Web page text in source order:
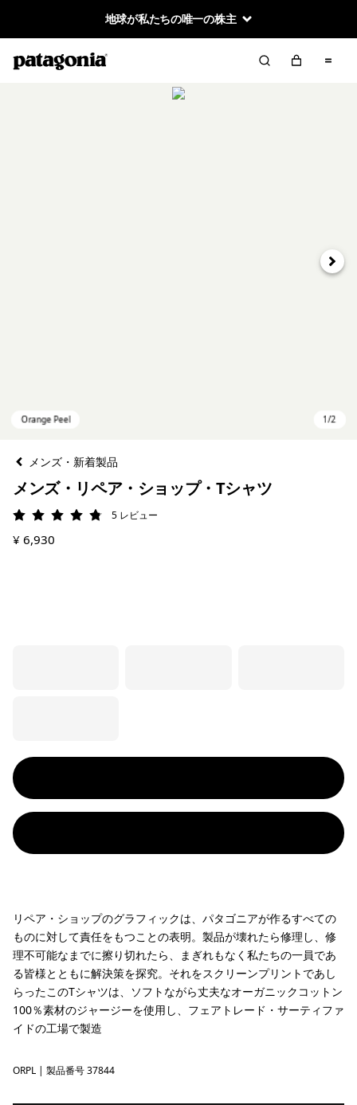
地球が私たちの唯一の株主
次へ
メンズ・新着製品
メンズ・リペア・ショップ・Tシャツ
評価: 4.8 / 5
5 レビュー
¥ 6,930
リペア・ショップのグラフィックは、パタゴニアが作るすべての
ものに対して責任をもつことの表明。製品が壊れたら修理し、修
理不可能なまでに擦り切れたら、まぎれもなく私たちの一員であ
る皆様とともに解決策を探究。それをスクリーンプリントであし
らったこのTシャツは、ソフトながら丈夫なオーガニックコットン
100％素材のジャージーを使用し、フェアトレード・サーティファ
イドの工場で製造
Orange Peel
ORPL | 製品番号 37844